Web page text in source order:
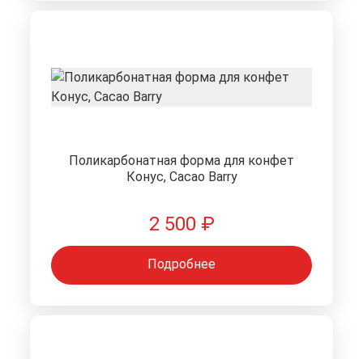
Поликарбонатная форма для конфет
Конус, Cacao Barry
2 500 ₽
Подробнее